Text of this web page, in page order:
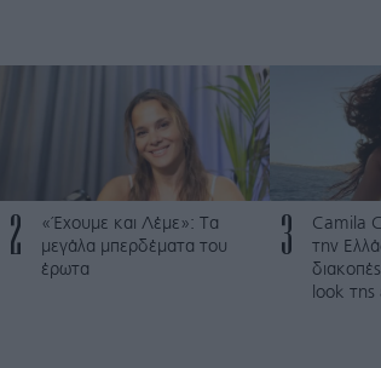
2
«Έχουμε και Λέμε»: Τα
μεγάλα μπερδέματα του
έρωτα
3
Camila
την
look της